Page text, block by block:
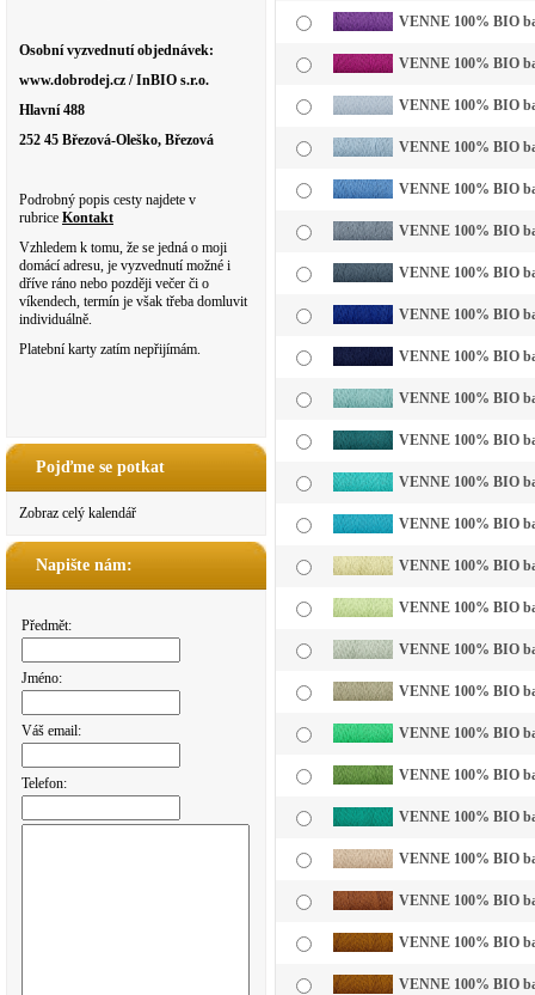
Osobní vyzvednutí objednávek:
www.dobrodej.cz / InBIO s.r.o.
Hlavní 488
252 45 Březová-Oleško, Březová
Podrobný popis cesty najdete v
rubrice Kontakt
Vzhledem k tomu, že se jedná o moji
domácí adresu, je vyzvednutí možné i
dříve ráno nebo později večer či o
víkendech, termín je však třeba domluvit
individuálně.
Platební karty zatím nepřijímám.
Pojďme se potkat
Zobraz celý kalendář
Napište nám:
Předmět:
Jméno:
Váš email:
Telefon:
VENNE 100% BIO
VENNE 100% BIO
VENNE 100% BIO
VENNE 100% BIO
VENNE 100% BIO
VENNE 100% BIO
VENNE 100% BIO
VENNE 100% BIO
VENNE 100% BIO
VENNE 100% BIO
VENNE 100% BIO
VENNE 100% BIO
VENNE 100% BIO
VENNE 100% BIO
VENNE 100% BIO
VENNE 100% BIO
VENNE 100% BIO
VENNE 100% BIO
VENNE 100% BIO
VENNE 100% BIO
VENNE 100% BIO
VENNE 100% BIO
VENNE 100% BIO
VENNE 100% BIO